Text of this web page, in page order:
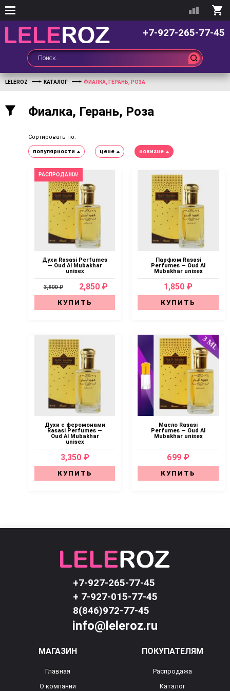
+7-927-265-77-45
LELEROZ КАТАЛОГ ФИАЛКА, ГЕРАНЬ, РОЗА
Фиалка, Герань, Роза
Сортировать по:
популярности цене новизне
РАСПРОДАЖА!
Духи Rasasi Perfumes
— Oud Al Mubakhar
unisex
3,900 ₽ 2,850 ₽
КУПИТЬ
Парфюм Rasasi
Perfumes — Oud Al
Mubakhar unisex
1,850 ₽
КУПИТЬ
Духи с феромонами
Rasasi Perfumes —
Oud Al Mubakhar
unisex
3,350 ₽
КУПИТЬ
Масло Rasasi
Perfumes — Oud Al
Mubakhar unisex
699 ₽
КУПИТЬ
+7-927-265-77-45
+ 7-927-015-77-45
8(846)972-77-45
info@leleroz.ru
МАГАЗИН
Главная
О компании
ПОКУПАТЕЛЯМ
Распродажа
Каталог